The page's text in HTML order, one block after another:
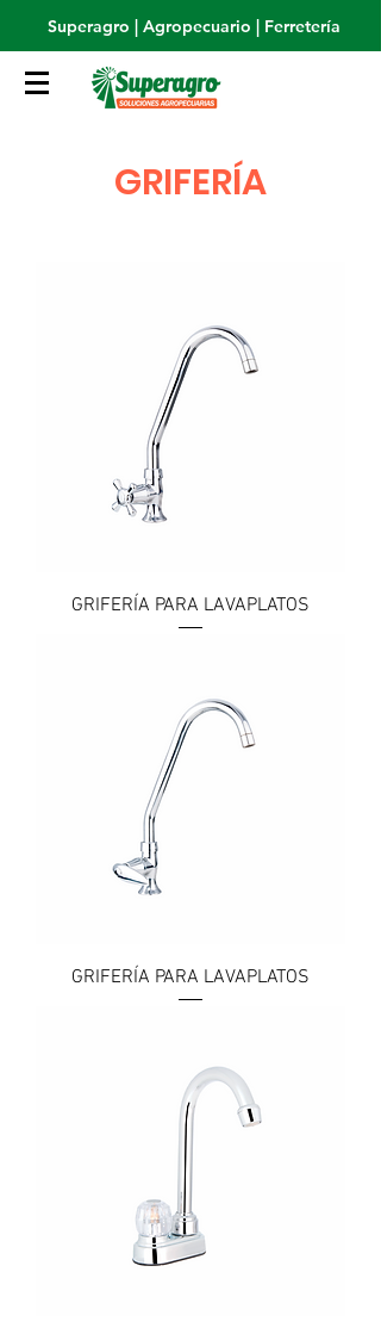
Superagro | Agropecuario | Ferretería
GRIFERÍA
GRIFERÍA PARA LAVAPLATOS
GRIFERÍA PARA LAVAPLATOS